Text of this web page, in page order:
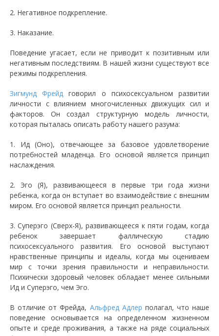
2. Негативное подкрепление.
3. Наказание.
Поведение угасает, если не приводит к позитивным или
негативным последствиям. В нашей жизни существуют все
режимы подкрепления.
Зигмунд Фрейд говорил о психосексуальном развитии
личности с влиянием многочисленных движущих сил и
факторов. Он создал структурную модель личности,
которая пыталась описать работу нашего разума:
1. Ид (Оно), отвечающее за базовое удовлетворение
потребностей младенца. Его основой является принцип
наслаждения.
2. Эго (Я), развивающееся в первые три года жизни
ребенка, когда он вступает во взаимодействие с внешним
миром. Его основой является принцип реальности.
3. Суперэго (Сверх-Я), развивающееся к пяти годам, когда
ребенок завершает фаллическую стадию
психосексуального развития. Его основой выступают
нравственные принципы и идеалы, когда мы оцениваем
мир с точки зрения правильности и неправильности.
Психически здоровый человек обладает менее сильными
Ид и Суперэго, чем Эго.
В отличие от Фрейда, Альфред Адлер полагал, что наше
поведение основывается на определенном жизненном
опыте и среде проживания, а также на ряде социальных